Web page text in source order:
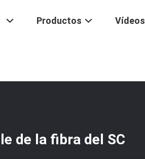
Productos Vídeos
Fibra
de la fibra del SC